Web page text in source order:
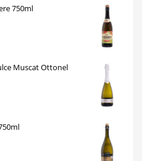
750ml
Muscat Ottonel